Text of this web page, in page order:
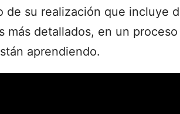
de su realización que incluye
más detallados, en un
aprendiendo.